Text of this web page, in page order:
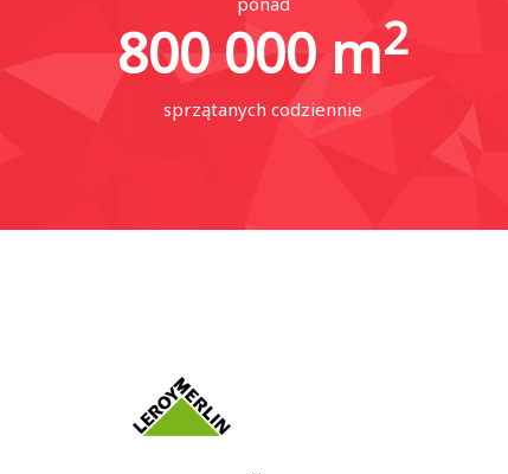
800 000m2
sprzątanych codziennie